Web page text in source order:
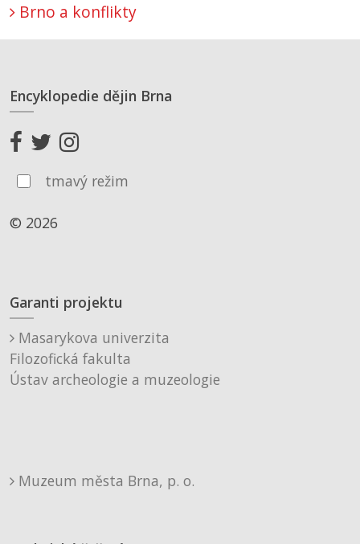
Brno a konflikty
Encyklopedie dějin Brna
tmavý režim
© 2026
Garanti projektu
Masarykova univerzita
Filozofická fakulta
Ústav archeologie a muzeologie
Muzeum města Brna, p. o.